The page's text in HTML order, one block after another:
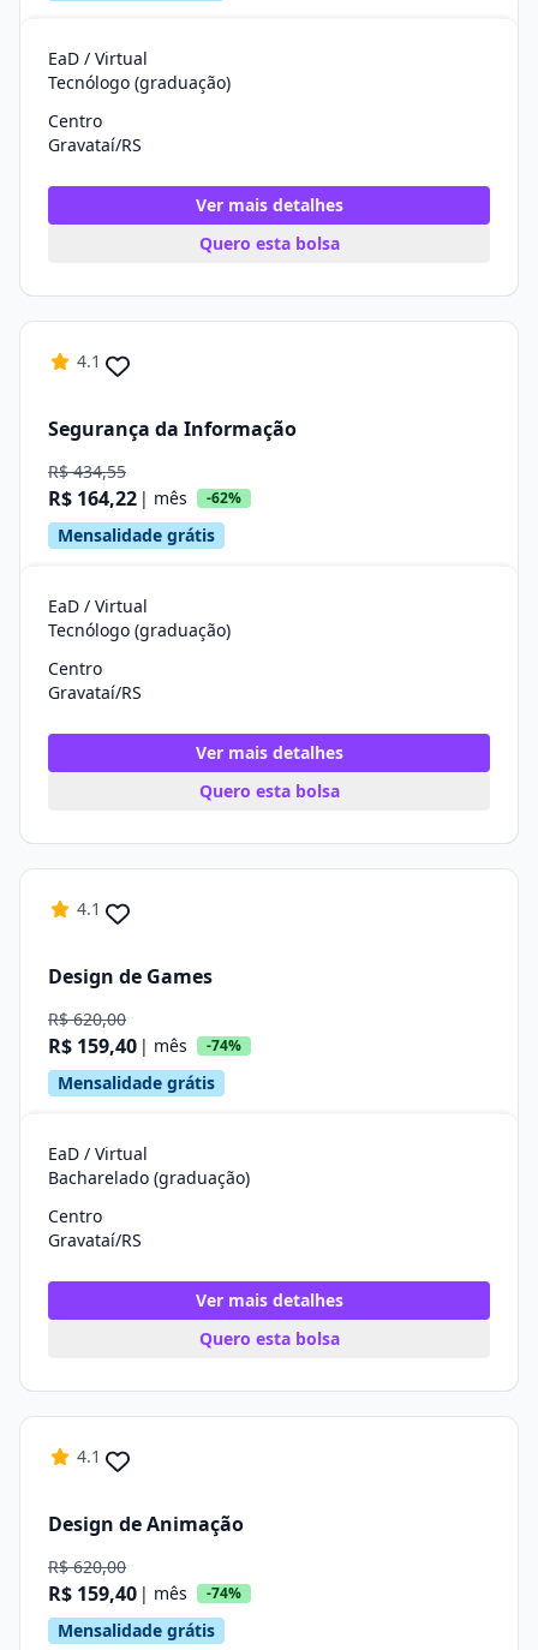
EaD / Virtual
Tecnólogo (graduação)
Centro
Gravataí/RS
Ver mais detalhes
Quero esta bolsa
4.1
Segurança da Informação
R$ 434,55
R$ 164,22 | mês -62%
Mensalidade grátis
EaD / Virtual
Tecnólogo (graduação)
Centro
Gravataí/RS
Ver mais detalhes
Quero esta bolsa
4.1
Design de Games
R$ 620,00
R$ 159,40 | mês -74%
Mensalidade grátis
EaD / Virtual
Bacharelado (graduação)
Centro
Gravataí/RS
Ver mais detalhes
Quero esta bolsa
4.1
Design de Animação
R$ 620,00
R$ 159,40 | mês -74%
Mensalidade grátis